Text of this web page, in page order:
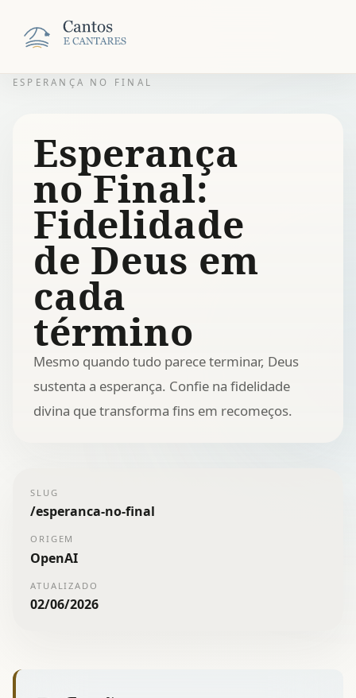
ESPERANÇA NO FINAL
Esperança
no Final:
Fidelidade
de Deus em
cada
término
Mesmo quando tudo parece terminar, Deus
sustenta a esperança. Confie na fidelidade
divina que transforma fins em recomeços.
SLUG
/esperanca-no-final
ORIGEM
OpenAI
ATUALIZADO
02/06/2026